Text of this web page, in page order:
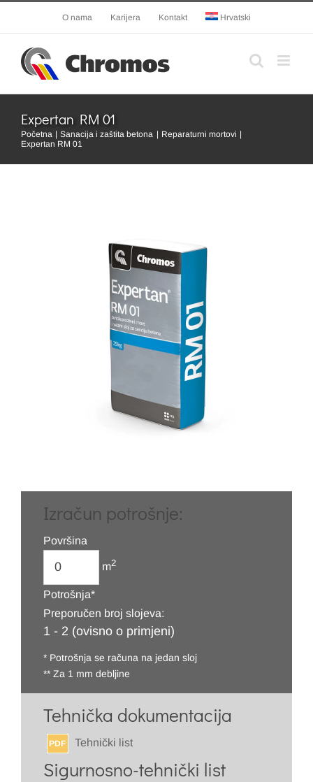
content
O nama Karijera Kontakt Hrvatski
Expertan RM 01
Početna Sanacija i zaštita betona
Reparaturni mortovi
Expertan RM 01
Izračun potrošnje:
Površina
m2
Potrošnja*
Preporučen broj slojeva:
1 - 2 (ovisno o primjeni)
* Potrošnja se računa na jedan sloj
** Za 1 mm debljine
Tehnička dokumentacija
PDF Tehnički list
Sigurnosno-tehnički list